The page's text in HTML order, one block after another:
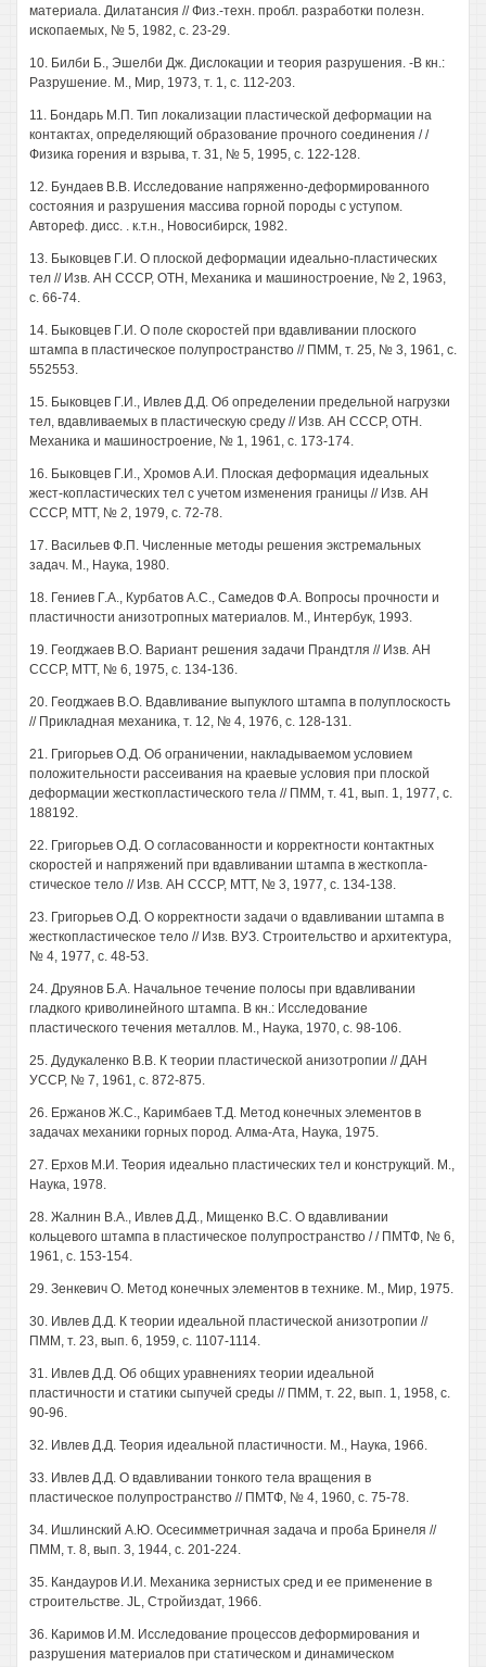
материала. Дилатансия // Физ.-техн. пробл. разработки полезн.
ископаемых, № 5, 1982, с. 23-29.
10. Билби Б., Эшелби Дж. Дислокации и теория разрушения. -В кн.:
Разрушение. М., Мир, 1973, т. 1, с. 112-203.
11. Бондарь М.П. Тип локализации пластической деформации на
контактах, определяющий образование прочного соединения / /
Физика горения и взрыва, т. 31, № 5, 1995, с. 122-128.
12. Бундаев В.В. Исследование напряженно-деформированного
состояния и разрушения массива горной породы с уступом.
Автореф. дисс. . к.т.н., Новосибирск, 1982.
13. Быковцев Г.И. О плоской деформации идеально-пластических
тел // Изв. АН СССР, ОТН, Механика и машиностроение, № 2, 1963,
с. 66-74.
14. Быковцев Г.И. О поле скоростей при вдавливании плоского
штампа в пластическое полупространство // ПММ, т. 25, № 3, 1961, с.
552553.
15. Быковцев Г.И., Ивлев Д.Д. Об определении предельной нагрузки
тел, вдавливаемых в пластическую среду // Изв. АН СССР, ОТН.
Механика и машиностроение, № 1, 1961, с. 173-174.
16. Быковцев Г.И., Хромов А.И. Плоская деформация идеальных
жест-копластических тел с учетом изменения границы // Изв. АН
СССР, МТТ, № 2, 1979, с. 72-78.
17. Васильев Ф.П. Численные методы решения экстремальных
задач. М., Наука, 1980.
18. Гениев Г.А., Курбатов A.C., Самедов Ф.А. Вопросы прочности и
пластичности анизотропных материалов. М., Интербук, 1993.
19. Геогджаев В.О. Вариант решения задачи Прандтля // Изв. АН
СССР, МТТ, № 6, 1975, с. 134-136.
20. Геогджаев В.О. Вдавливание выпуклого штампа в полуплоскость
// Прикладная механика, т. 12, № 4, 1976, с. 128-131.
21. Григорьев О.Д. Об ограничении, накладываемом условием
положительности рассеивания на краевые условия при плоской
деформации жесткопластического тела // ПММ, т. 41, вып. 1, 1977, с.
188192.
22. Григорьев О.Д. О согласованности и корректности контактных
скоростей и напряжений при вдавливании штампа в жесткопла-
стическое тело // Изв. АН СССР, МТТ, № 3, 1977, с. 134-138.
23. Григорьев О.Д. О корректности задачи о вдавливании штампа в
жесткопластическое тело // Изв. ВУЗ. Строительство и архитектура,
№ 4, 1977, с. 48-53.
24. Друянов Б.А. Начальное течение полосы при вдавливании
гладкого криволинейного штампа. В кн.: Исследование
пластического течения металлов. М., Наука, 1970, с. 98-106.
25. Дудукаленко В.В. К теории пластической анизотропии // ДАН
УССР, № 7, 1961, с. 872-875.
26. Ержанов Ж.С., Каримбаев Т.Д. Метод конечных элементов в
задачах механики горных пород. Алма-Ата, Наука, 1975.
27. Ерхов М.И. Теория идеально пластических тел и конструкций. М.,
Наука, 1978.
28. Жалнин В.А., Ивлев Д.Д., Мищенко B.C. О вдавливании
кольцевого штампа в пластическое полупространство / / ПМТФ, № 6,
1961, с. 153-154.
29. Зенкевич О. Метод конечных элементов в технике. М., Мир, 1975.
30. Ивлев Д.Д. К теории идеальной пластической анизотропии //
ПММ, т. 23, вып. 6, 1959, с. 1107-1114.
31. Ивлев Д.Д. Об общих уравнениях теории идеальной
пластичности и статики сыпучей среды // ПММ, т. 22, вып. 1, 1958, с.
90-96.
32. Ивлев Д.Д. Теория идеальной пластичности. М., Наука, 1966.
33. Ивлев Д.Д. О вдавливании тонкого тела вращения в
пластическое полупространство // ПМТФ, № 4, 1960, с. 75-78.
34. Ишлинский А.Ю. Осесимметричная задача и проба Бринеля //
ПММ, т. 8, вып. 3, 1944, с. 201-224.
35. Кандауров И.И. Механика зернистых сред и ее применение в
строительстве. JL, Стройиздат, 1966.
36. Каримов И.М. Исследование процессов деформирования и
разрушения материалов при статическом и динамическом